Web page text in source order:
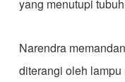
yang menutupi
​Narendra
diterangi oleh